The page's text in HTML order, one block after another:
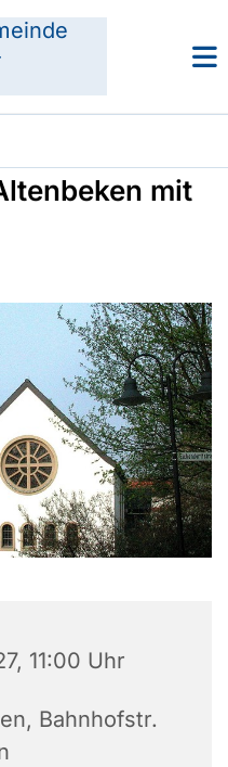
mit
11:00 Uhr
Bahnhofstr.